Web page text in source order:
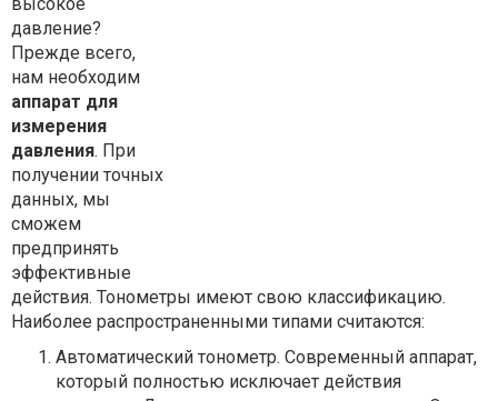
давление?
Прежде всего,
нам необходим
аппарат для
измерения
давления. При
получении точных
данных, мы
сможем
предпринять
эффективные
действия. Тонометры имеют свою классификацию.
Наиболее распространенными типами считаются:
Автоматический тонометр. Современный аппарат,
который полностью исключает действия